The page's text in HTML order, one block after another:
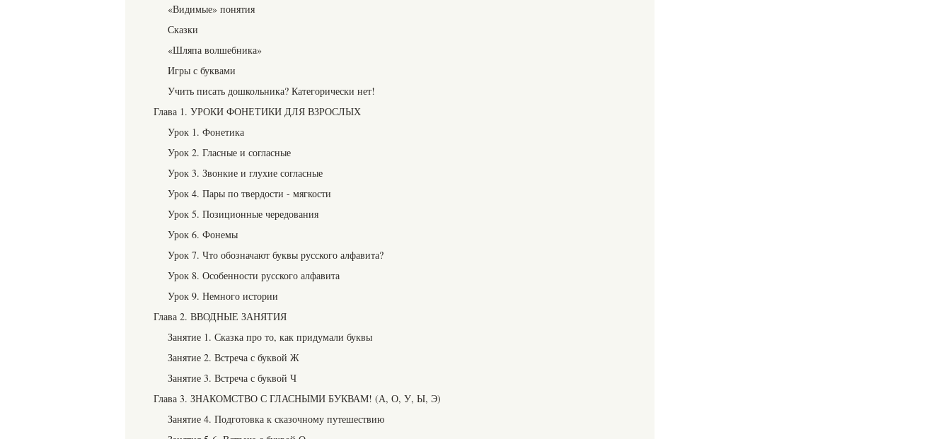
«Видимые» понятия
Сказки
«Шляпа волшебника»
Игры с буквами
Учить писать дошкольника? Категорически нет!
Глава 1. УРОКИ ФОНЕТИКИ ДЛЯ ВЗРОСЛЫХ
Урок 1. Фонетика
Урок 2. Гласные и согласные
Урок 3. Звонкие и глухие согласные
Урок 4. Пары по твердости - мягкости
Урок 5. Позиционные чередования
Урок 6. Фонемы
Урок 7. Что обозначают буквы русского алфавита?
Урок 8. Особенности русского алфавита
Урок 9. Немного истории
Глава 2. ВВОДНЫЕ ЗАНЯТИЯ
Занятие 1. Сказка про то, как придумали буквы
Занятие 2. Встреча с буквой Ж
Занятие 3. Встреча с буквой Ч
Глава 3. ЗНАКОМСТВО С ГЛАСНЫМИ БУКВАМ! (А, О, У, Ы, Э)
Занятие 4. Подготовка к сказочному путешествию